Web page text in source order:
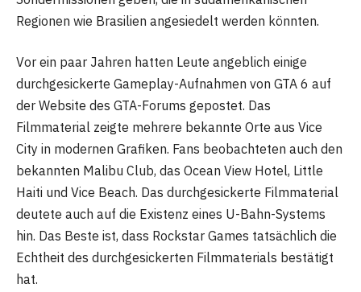
Regionen wie Brasilien angesiedelt werden könnten.
Vor ein paar Jahren hatten Leute angeblich einige
durchgesickerte Gameplay-Aufnahmen von GTA 6 auf
der Website des GTA-Forums gepostet. Das
Filmmaterial zeigte mehrere bekannte Orte aus Vice
City in modernen Grafiken. Fans beobachteten auch den
bekannten Malibu Club, das Ocean View Hotel, Little
Haiti und Vice Beach. Das durchgesickerte Filmmaterial
deutete auch auf die Existenz eines U-Bahn-Systems
hin. Das Beste ist, dass Rockstar Games tatsächlich die
Echtheit des durchgesickerten Filmmaterials bestätigt
hat.